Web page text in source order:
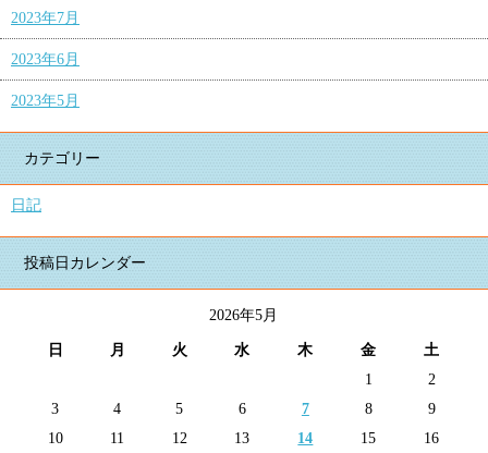
2023年7月
2023年6月
2023年5月
カテゴリー
日記
投稿日カレンダー
2026年5月
日 月 火 水 木 金
土
1
2
3
4 5 6 7 8
9
10
11 12 13 14 15 16